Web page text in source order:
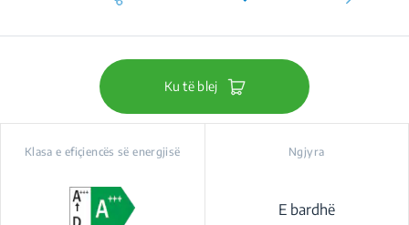
Ku të blej
Klasa e efiçiencës së energjisë Ngjyra
E bardhë